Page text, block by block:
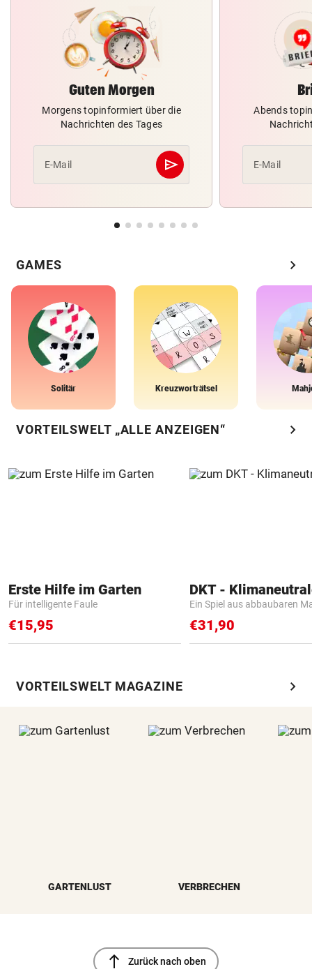
Guten Morgen
Morgens topinformiert über die
Nachrichten des Tages
E-Mail send
Abschicken
Abends
E-Mail
GAMES chevron_right
Solitär Kreuzworträtsel
VORTEILSWELT „ALLE ANZEIGEN“ chevron_right
Erste Hilfe im Garten
Für intelligente Faule
€15,95
Ein Spiel aus abbaubaren
€31,90
VORTEILSWELT MAGAZINE chevron_right
GARTENLUST VERBRECHEN
north Zurück nach oben